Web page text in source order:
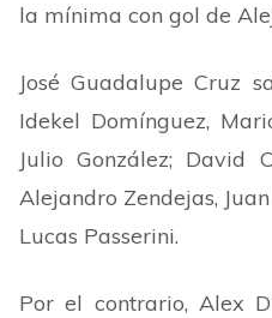
la mínima con gol de
José Guadalupe Cruz
Idekel Domínguez,
Julio González; David
Alejandro Zendejas,
Lucas Passerini.
Por el contrario, Alex